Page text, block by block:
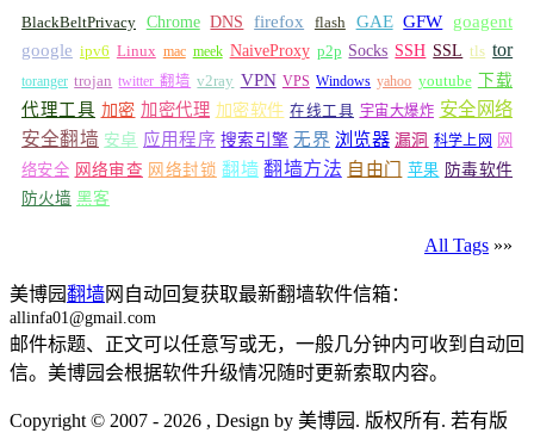
BlackBeltPrivacy Chrome DNS firefox flash GAE GFW
goagent
google ipv6 Linux mac meek NaiveProxy p2p Socks SSH SSL tls tor
toranger trojan twitter 翻墙 v2ray VPN VPS Windows yahoo youtube 下载
代理工具 加密 加密代理 加密软件 在线工具 宇宙大爆炸 安全网络
安全翻墙 安卓 应用程序 搜索引擎 无界 浏览器 漏洞 科学上网 网
络安全 网络审查 网络封锁 翻墙 翻墙方法 自由门 苹果 防毒软件
防火墙 黑客
All Tags »»
美博园翻墙网自动回复获取最新翻墙软件信箱：
allinfa01@gmail.com
邮件标题、正文可以任意写或无，一般几分钟内可收到自动回
信。美博园会根据软件升级情况随时更新索取内容。
Copyright © 2007 - 2026 , Design by 美博园. 版权所有. 若有版